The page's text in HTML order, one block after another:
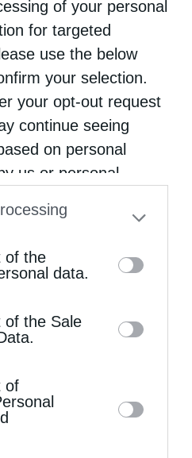
of your personal
for targeted
use the below
your selection.
your opt-out request
continue seeing
on personal
us or personal
separately opt-out
on the IAB’s list
This
be disclosed by us to
List of
parties.
of the
data.
of the Sale
of
έργο, όσο καλό και αν
μπο­ρεί να γί­νει σκο­
ζωής, μο­λο­νό­τι εί­ναι